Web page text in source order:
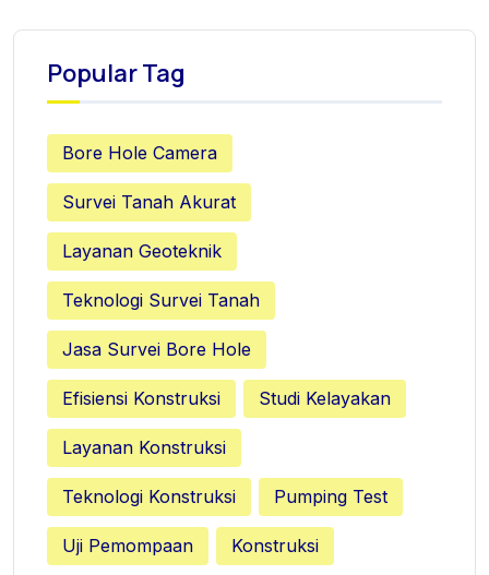
Popular Tag
Bore Hole Camera
Survei Tanah Akurat
Layanan Geoteknik
Teknologi Survei Tanah
Jasa Survei Bore Hole
Efisiensi Konstruksi Studi Kelayakan
Layanan Konstruksi
Teknologi Konstruksi Pumping Test
Uji Pemompaan Konstruksi